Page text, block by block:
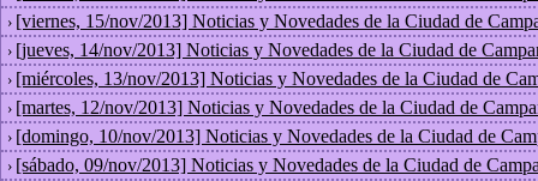
› [viernes, 15/nov/2013] Noticias y Novedades de la Ciudad de
› [jueves, 14/nov/2013] Noticias y Novedades de la Ciudad de
› [miércoles, 13/nov/2013] Noticias y Novedades de la Ciudad de
› [martes, 12/nov/2013] Noticias y Novedades de la Ciudad de
› [domingo, 10/nov/2013] Noticias y Novedades de la Ciudad de
› [sábado, 09/nov/2013] Noticias y Novedades de la Ciudad de